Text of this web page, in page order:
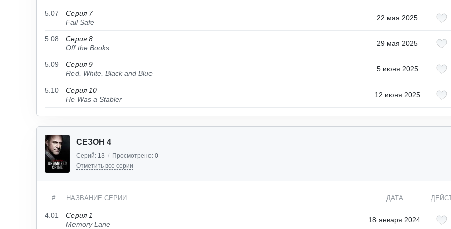
5.07
Серия 7
Fail Safe
22 мая 2025
5.08
Серия 8
Off the Books
29 мая 2025
5.09
Серия 9
Red, White, Black and Blue
5 июня 2025
5.10
Серия 10
He Was a Stabler
12 июня 2025
СЕЗОН 4
Серий: 13 / Просмотрено: 0
Отметить все серии
# НАЗВАНИЕ СЕРИИ ДАТА
4.01
Серия 1
Memory Lane
18 января 2024